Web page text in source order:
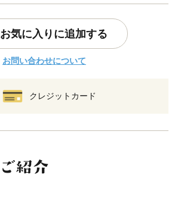
お気に入りに追加する
お問い合わせについて
クレジットカード